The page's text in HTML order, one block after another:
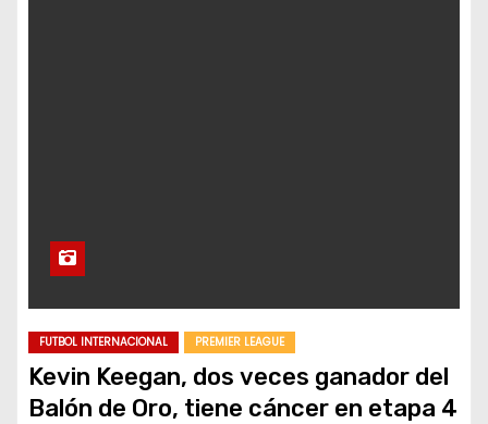
FUTBOL INTERNACIONAL PREMIER LEAGUE
Kevin Keegan, dos veces ganador del
Balón de Oro, tiene cáncer en etapa 4